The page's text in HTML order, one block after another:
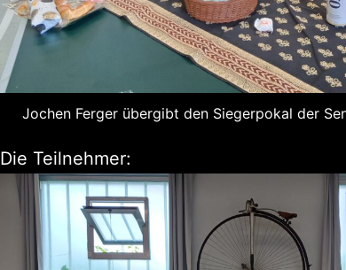
Jochen Ferger übergibt den Siegerpokal der
Die Teilnehmer: